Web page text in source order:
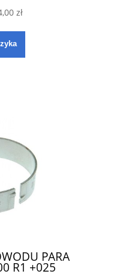
zł
PARA
R1 +025